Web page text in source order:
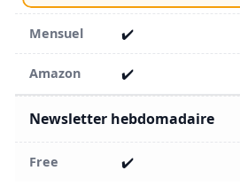
✔️
✔️
Newsletter hebdomadaire
✔️